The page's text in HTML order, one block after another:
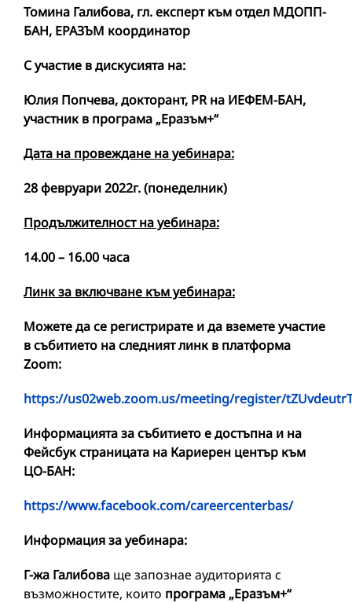
Томина Галибова, гл. експерт към отдел МДОПП-
БАН, ЕРАЗЪМ координатор
С участие в дискусията на:
Юлия Попчева, докторант, PRна ИЕФЕМ-БАН,
участник в програма „Еразъм+“
Дата на провеждане на уебинара:
28 февруари 2022г. (понеделник)
Продължителност на уебинара:
14.00 – 16.00 часа
Линк за включване към уебинара:
Можете да се регистрирате и да вземете участие
в събитието на следният линк в платформа
Zoom:
https://us02web.zoom.us/meeting/register/
Информацията за събитието е достъпна и на
Фейсбук страницата на Кариерен център към
ЦО-БАН:
https://www.facebook.com/careercenterbas/
Информация за уебинара:
Г-жа Галибова ще запознае аудиторията с
възможностите, които програма „Еразъм+“